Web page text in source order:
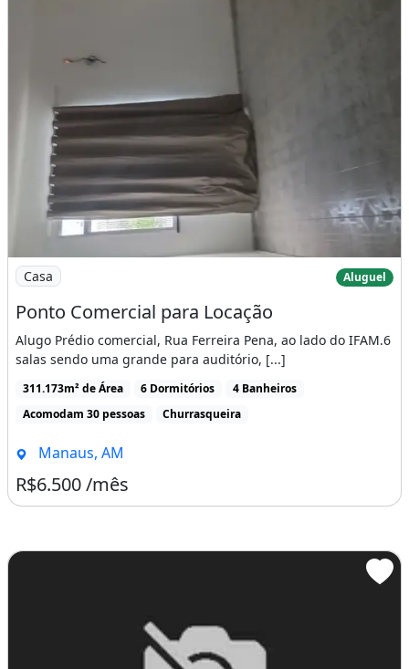
Imagem: Ponto Comercial para Locação
Casa Aluguel
Ponto Comercial para Locação
Alugo Prédio comercial, Rua Ferreira Pena, ao lado do IFAM.6
salas sendo uma grande para auditório, [...]
311.173m² de Área 6 Dormitórios
4 Banheiros
Acomodam 30 pessoas
Churrasqueira
Manaus, AM
R$6.500 /mês